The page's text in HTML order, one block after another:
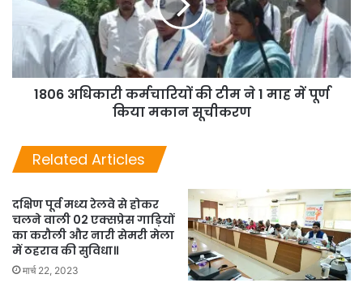
1806 अधिकारी कर्मचारियों की टीम ने 1 माह में पूर्ण
किया मकान सूचीकरण
Related Articles
दक्षिण पूर्व मध्य रेलवे से होकर
चलने वाली 02 एक्सप्रेस गाड़ियों
का करौली और नारी सेमरी मेला
में ठहराव की सुविधा॥
मार्च 22, 2023